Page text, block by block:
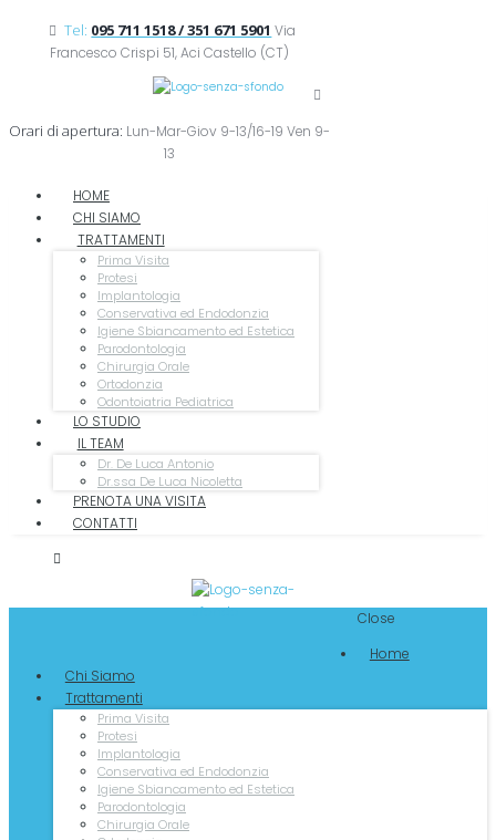
Tel: 095 711 1518 / 351 671 5901 Via
Francesco Crispi 51, Aci Castello (CT)
Orari di apertura: Lun-Mar-Giov 9-13/16-19 Ven 9-
13
HOME
CHI SIAMO
TRATTAMENTI
Prima Visita
Protesi
Implantologia
Conservativa ed Endodonzia
Igiene Sbiancamento ed Estetica
Parodontologia
Chirurgia Orale
Ortodonzia
Odontoiatria Pediatrica
LO STUDIO
IL TEAM
Dr. De Luca Antonio
Dr.ssa De Luca Nicoletta
PRENOTA UNA VISITA
CONTATTI
Close
Home
Chi Siamo
Trattamenti
Prima Visita
Protesi
Implantologia
Conservativa ed Endodonzia
Igiene Sbiancamento ed Estetica
Parodontologia
Chirurgia Orale